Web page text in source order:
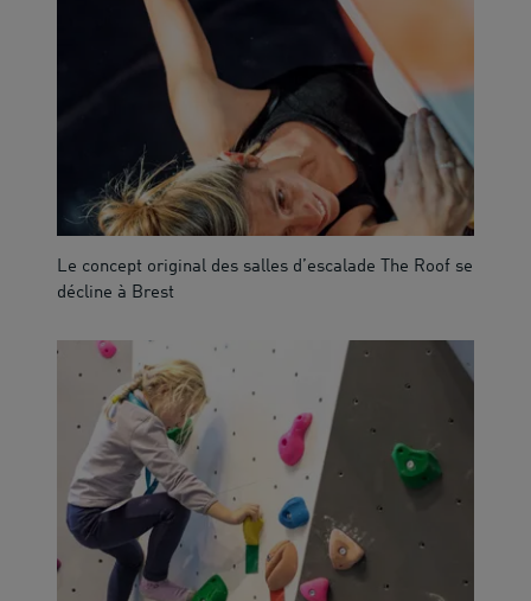
Le concept original des salles d’escalade The Roof se
décline à Brest